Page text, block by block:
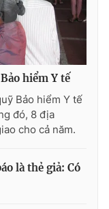
hiểm Y tế
Bảo hiểm Y tế
đó, 8 địa
cho cả năm.
là thẻ giả: Có